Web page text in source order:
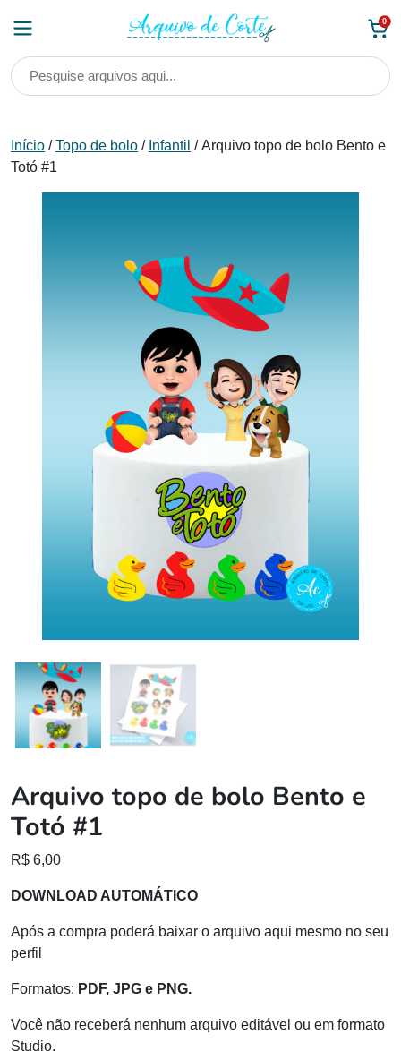
0
Início /Topo de bolo / Infantil / Arquivo topo de bolo Bento e
Totó #1
Arquivo topo de bolo Bento e
Totó #1
R$ 6,00
DOWNLOAD AUTOMÁTICO
Após a compra poderá baixar o arquivo aqui mesmo no seu
perfil
Formatos: PDF, JPG e PNG.
Você não receberá nenhum arquivo editável ou em formato
Studio.